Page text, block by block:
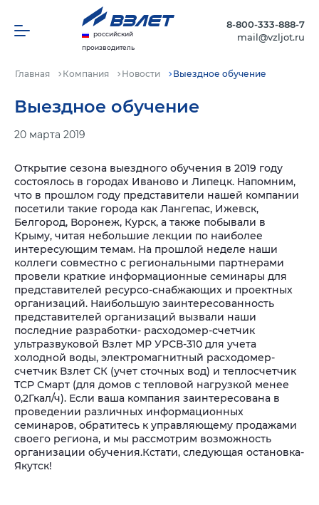
российский
производитель
8-800-333-888-7
mail@vzljot.ru
Главная Компания Новости Выездное обучение
Выездное обучение
20 марта 2019
Открытие сезона выездного обучения в 2019 году
состоялось в городах Иваново и Липецк. Напомним,
что в прошлом году представители нашей компании
посетили такие города как Лангепас, Ижевск,
Белгород, Воронеж, Курск, а также побывали в
Крыму, читая небольшие лекции по наиболее
интересующим темам. На прошлой неделе наши
коллеги совместно с региональными партнерами
провели краткие информационные семинары для
представителей ресурсо-снабжающих и проектных
организаций. Наибольшую заинтересованность
представителей организаций вызвали наши
последние разработки- расходомер-счетчик
ультразвуковой Взлет МР УРСВ-310 для учета
холодной воды, электромагнитный расходомер-
счетчик Взлет СК (учет сточных вод) и теплосчетчик
ТСР Смарт (для домов с тепловой нагрузкой менее
0,2Гкал/ч). Если ваша компания заинтересована в
проведении различных информационных
семинаров, обратитесь к управляющему продажами
своего региона, и мы рассмотрим возможность
организации обучения.Кстати, следующая остановка-
Якутск!